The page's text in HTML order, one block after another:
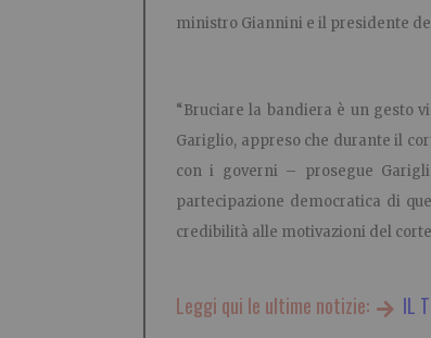
ministro Giannini e il presidente
“Bruciare la bandiera è un gesto
Gariglio, appreso che durante il
con i governi – prosegue
partecipazione democratica di
credibilità alle motivazioni del
Leggi qui le ultime notizie: IL